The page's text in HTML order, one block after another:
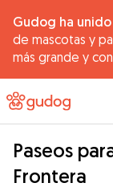
Gudog ha
de mascotas y
más grande y
Paseos
Frontera